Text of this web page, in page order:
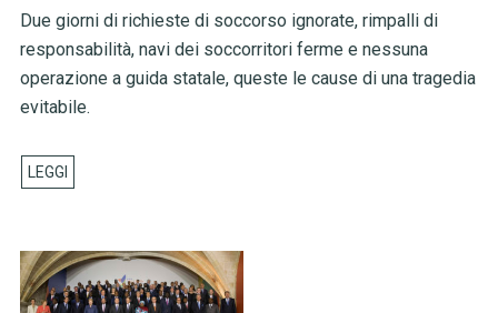
Due giorni di richieste di soccorso ignorate, rimpalli di
responsabilità, navi dei soccorritori ferme e nessuna
operazione a guida statale, queste le cause di una tragedia
evitabile.